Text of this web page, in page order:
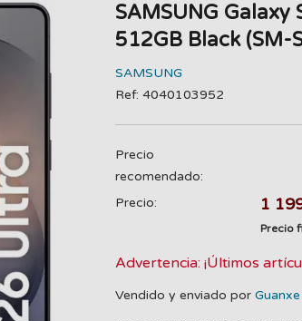
SAMSUNG Galaxy
512GB Black (SM-
SAMSUNG
Ref: 4040103952
Precio
recomendado:
Precio:
1
Precio
Advertencia: ¡Últimos
Vendido y enviado por Guanxe